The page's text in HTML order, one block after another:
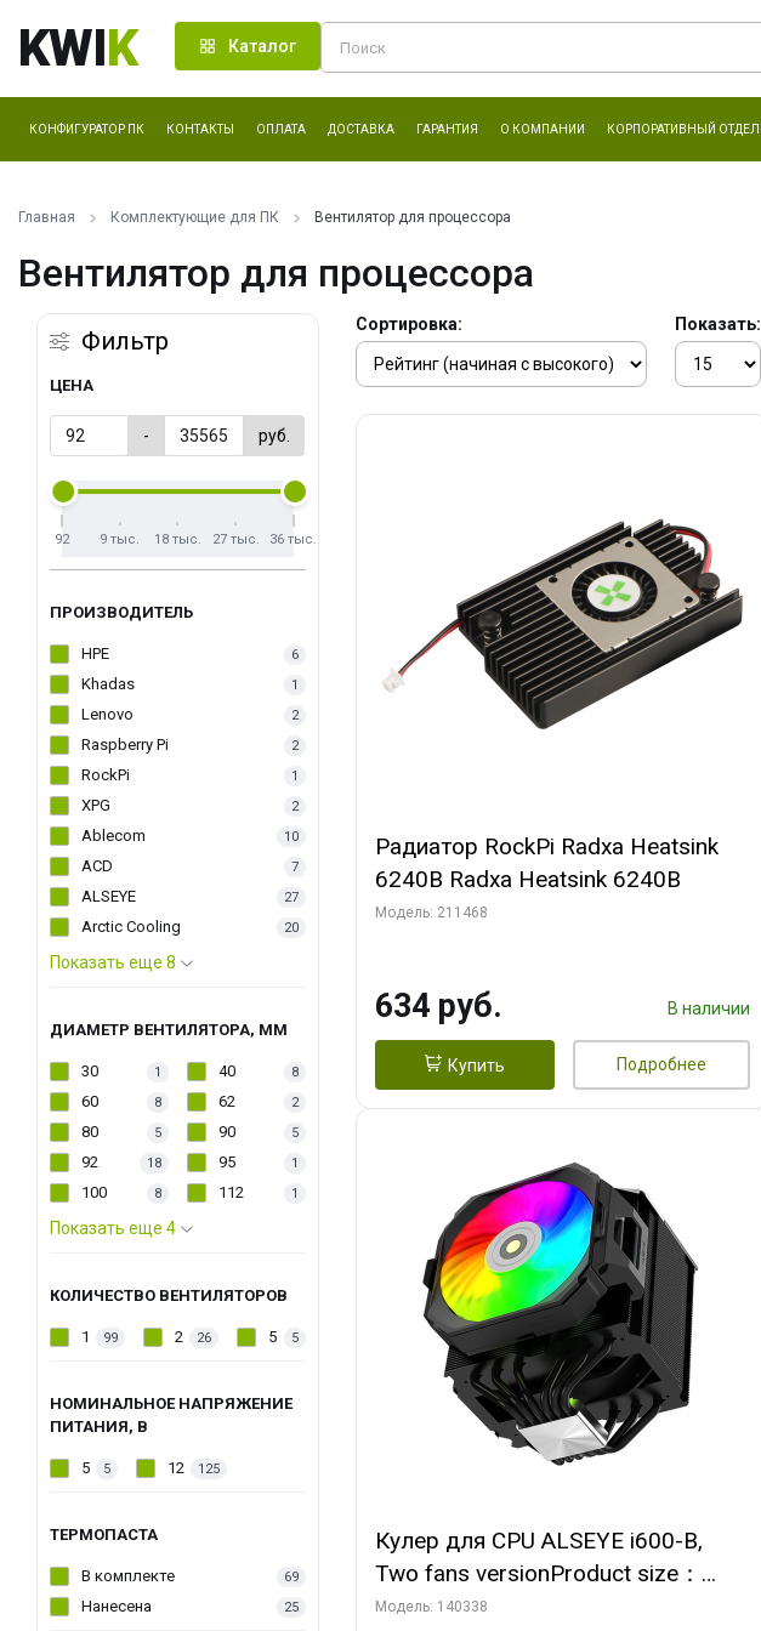
KWIK Каталог
КОНФИГУРАТОР ПК КОНТАКТЫ ОПЛАТА ДОСТАВКА ГАРАНТИЯ О КОМПАНИИ КОРПОРАТИВНЫЙ ОТДЕЛ
Главная Комплектующие для ПК Вентилятор для процессора
Вентилятор для процессора
Фильтр
ЦЕНА
- руб.
92 9 тыс. 18 тыс. 27 тыс. 36 тыс.
ПРОИЗВОДИТЕЛЬ
HPE 6
Khadas 1
Lenovo 2
Raspberry Pi 2
RockPi 1
XPG 2
Ablecom 10
ACD 7
ALSEYE 27
Arctic Cooling 20
Показать еще 8
ДИАМЕТР ВЕНТИЛЯТОРА, ММ
30 1 40 8
60 8 62 2
80 5 90 5
92 18 95 1
100 8 112 1
Показать еще 4
КОЛИЧЕСТВО ВЕНТИЛЯТОРОВ
1 99 2 26 5 5
НОМИНАЛЬНОЕ НАПРЯЖЕНИЕ
ПИТАНИЯ, В
5 5 12 125
ТЕРМОПАСТА
В комплекте 69
Нанесена 25
Сортировка: Показать:
Радиатор RockPi Radxa Heatsink
6240B Radxa Heatsink 6240B
Модель: 211468
634 руб. В наличии
Купить Подробнее
Кулер для CPU ALSEYE i600-B,
Two fans versionProduct size：
144x121x159mmTDP：
Модель: 140338